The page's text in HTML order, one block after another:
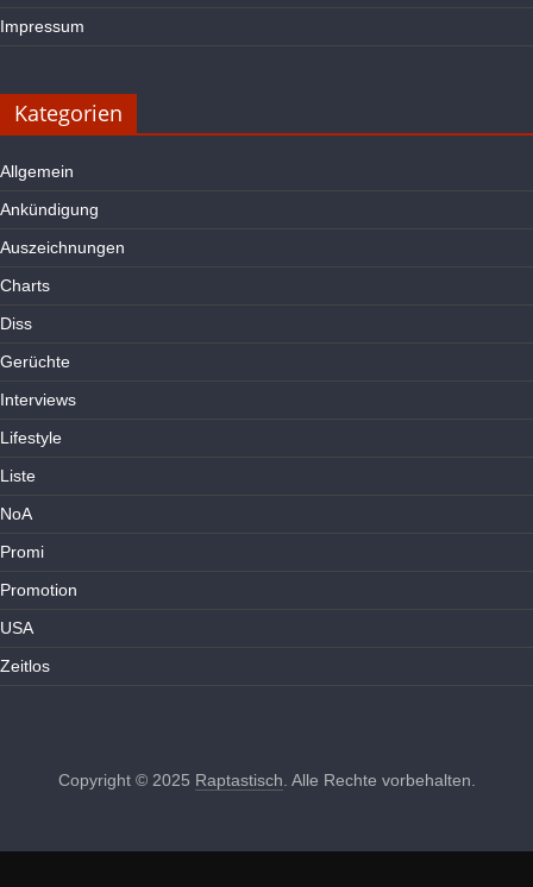
Impressum
Kategorien
Allgemein
Ankündigung
Auszeichnungen
Charts
Diss
Gerüchte
Interviews
Lifestyle
Liste
NoA
Promi
Promotion
USA
Zeitlos
Copyright © 2025 Raptastisch. Alle Rechte vorbehalten.